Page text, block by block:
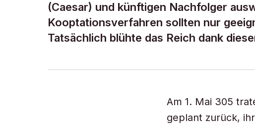
(Caesar) und künftigen Nachfolger
Kooptationsverfahren sollten nur
Tatsächlich blühte das Reich dank
Am 1. Mai 305
geplant zurück,